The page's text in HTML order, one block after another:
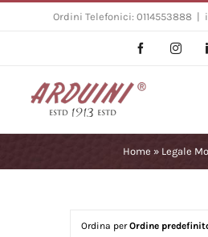
Ordini Telefonici: 0114553888
Facebook
Home » Legale
Ordina perOrdine